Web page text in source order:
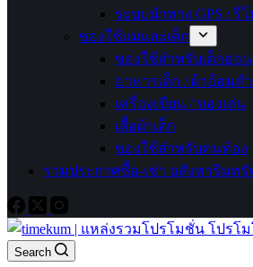
ระบบนำทาง GPS / รีโ
ของใช้แม่และเด็ก
ของใช้สำหรับเด็กอ่อน
อาหารเด็ก / ผ้าอ้อมสำ
เครื่องเขียน / ของเล่น
เสื้อผ้าเด็ก
ของใช้สำหรับคนท้อง
รวมประกาศซื้อ-เช่า อสังหาริมทรั
Search